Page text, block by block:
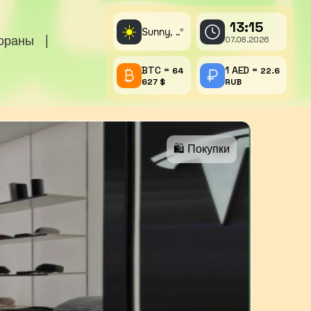
☀️ Sunny, ..° 13:15
07.08.2026
BTC = 64
627 $
1 AED = 22.6
RUB
🛍 Покупки